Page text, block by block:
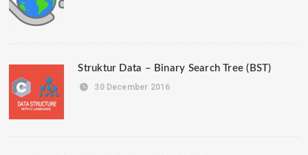
Struktur Data – Binary Search Tree (BST)
30 December 2016